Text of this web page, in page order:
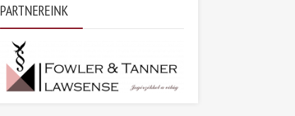
PARTNEREINK